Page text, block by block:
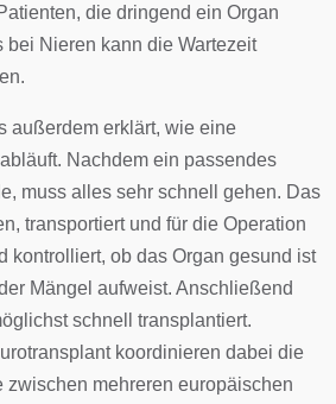
die dringend ein Organ
bei Nieren kann die Wartezeit
außerdem erklärt, wie eine
Nachdem ein passendes
muss alles sehr schnell gehen. Das
transportiert und für die Operation
kontrolliert, ob das Organ gesund ist
Mängel aufweist. Anschließend
schnell transplantiert.
koordinieren dabei die
zwischen mehreren europäischen